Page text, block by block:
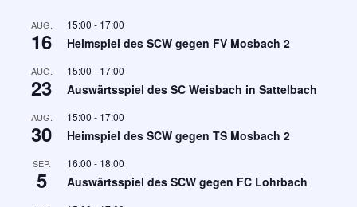
AUG.
16
15:00 - 17:00
Heimspiel des SCW gegen FV Mosbach 2
AUG.
23
15:00 - 17:00
Auswärtsspiel des SC Weisbach in Sattelbach
AUG.
30
15:00 - 17:00
Heimspiel des SCW gegen TS Mosbach 2
SEP.
5
16:00 - 18:00
Auswärtsspiel des SCW gegen FC Lohrbach